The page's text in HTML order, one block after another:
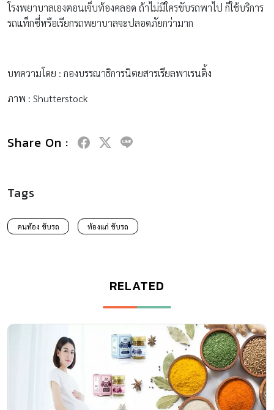
โรงพยาบาลเองตอนเจ็บท้องคลอด ถ้าไม่มีใครขับรถพาไป ก็ใช้บริการ
รถแท็กซี่หรือเรียกรถพยาบาลจะปลอดภัยกว่ามาก
บทความโดย : กองบรรณาธิการนิตยสารเรียลพาเรนติ้ง
ภาพ : Shutterstock
Share On :
Tags
คนท้อง ขับรถ ท้องแก่ ขับรถ
RELATED